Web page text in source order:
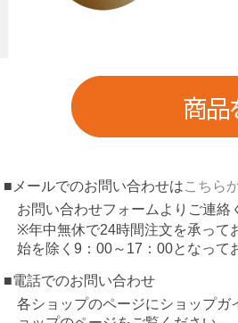
■メールでのお問い合わせはこちら
お問い合わせフォームよりご連絡
※年中無休で24時間注文を承って
始を除く9：00～17：00となって
■電話でのお問い合わせ
各ショップのページにショップ